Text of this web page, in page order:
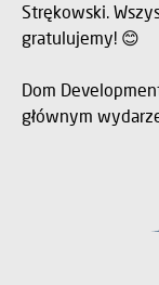
Strękowski.
gratulujemy! 😊
Dom
głównym